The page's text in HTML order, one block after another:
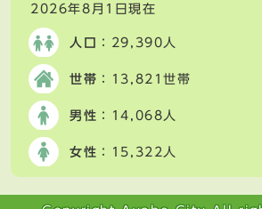
2026年8月1日現在
人口 ：29,390人
世帯 ：13,821世帯
男性 ：14,068人
女性 ：15,322人